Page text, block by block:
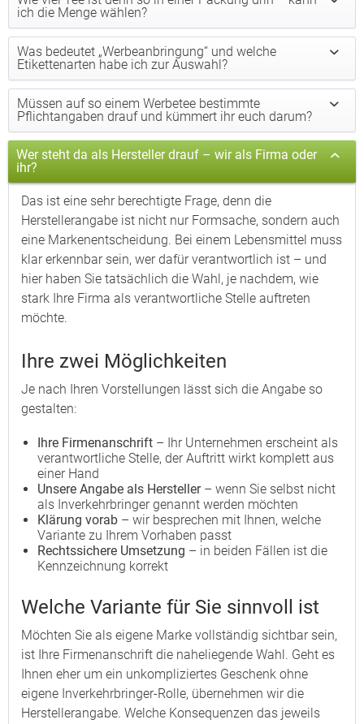
ich die Menge wählen?
Was bedeutet „Werbeanbringung“ und welche
Etikettenarten habe ich zur Auswahl?
Müssen auf so einem Werbetee bestimmte
Pflichtangaben drauf und kümmert ihr euch darum?
Wer steht da als Hersteller drauf – wir als Firma oder
ihr?
Das ist eine sehr berechtigte Frage, denn die
Herstellerangabe ist nicht nur Formsache, sondern auch
eine Markenentscheidung. Bei einem Lebensmittel muss
klar erkennbar sein, wer dafür verantwortlich ist – und
hier haben Sie tatsächlich die Wahl, je nachdem, wie
stark Ihre Firma als verantwortliche Stelle auftreten
möchte.
Ihre zwei Möglichkeiten
Je nach Ihren Vorstellungen lässt sich die Angabe so
gestalten:
Ihre Firmenanschrift – Ihr Unternehmen erscheint als
verantwortliche Stelle, der Auftritt wirkt komplett aus
einer Hand
Unsere Angabe als Hersteller– wenn Sie selbst nicht
als Inverkehrbringer genannt werden möchten
Klärung vorab – wir besprechen mit Ihnen, welche
Variante zu Ihrem Vorhaben passt
Rechtssichere Umsetzung – in beiden Fällen ist die
Kennzeichnung korrekt
Welche Variante für Sie sinnvoll ist
Möchten Sie als eigene Marke vollständig sichtbar sein,
ist Ihre Firmenanschrift die naheliegende Wahl. Geht es
Ihnen eher um ein unkompliziertes Geschenk ohne
eigene Inverkehrbringer-Rolle, übernehmen wir die
Herstellerangabe. Welche Konsequenzen das jeweils